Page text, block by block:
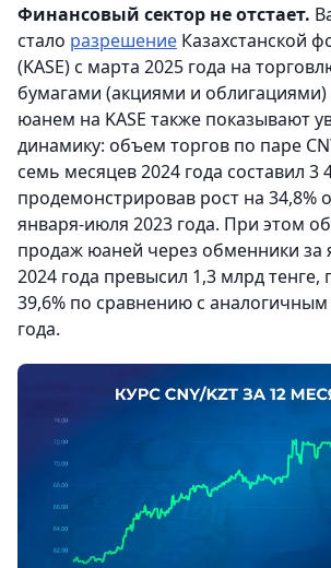
Финансовый сектор не отстает.
стало разрешение Казахстанской
(KASE) с марта 2025 года на
бумагами (акциями и облигациями)
юанем на KASE также показывают
динамику: объем торгов по паре
семь месяцев 2024 года составил 3
продемонстрировав рост на 34,8%
января-июля 2023 года. При этом
продаж юаней через обменники за
2024 года превысил 1,3 млрд тенге,
39,6% по сравнению с
года.